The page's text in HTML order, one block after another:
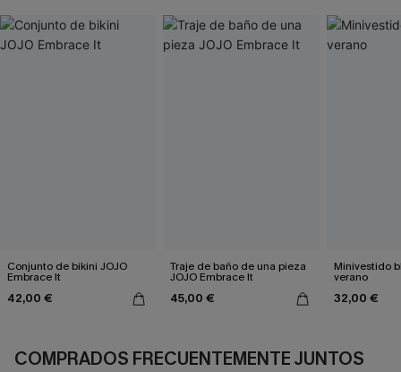
Conjunto de bikini JOJO
Embrace It
42,00 €
Traje de baño de una pieza
JOJO Embrace It
45,00 €
Minivestido
verano
32,00 €
COMPRADOS FRECUENTEMENTE JUNTOS